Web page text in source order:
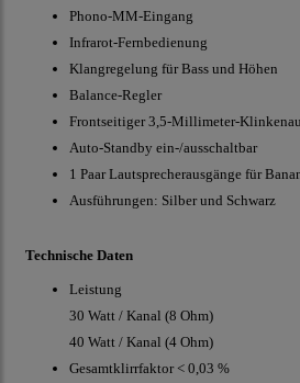
Phono-MM-Eingang
Infrarot-Fernbedienung
Klangregelung für Bass und Höhen
Balance-Regler
Frontseitiger 3,5-Millimeter-
Auto-Standby ein-/ausschaltbar
1 Paar Lautsprecherausgänge für
Ausführungen: Silber und Schwarz
Technische Daten
Leistung
30 Watt / Kanal (8 Ohm)
40 Watt / Kanal (4 Ohm)
Gesamtklirrfaktor < 0,03 %